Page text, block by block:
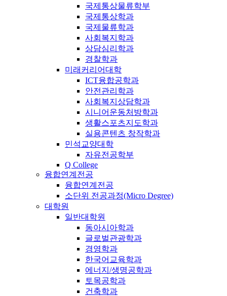
국제통상물류학부
국제통상학과
국제물류학과
사회복지학과
상담심리학과
경찰학과
미래커리어대학
ICT융합공학과
안전관리학과
사회복지상담학과
시니어운동처방학과
생활스포츠지도학과
실용콘텐츠 창작학과
민석교양대학
자유전공학부
Q College
융합연계전공
융합연계전공
소단위 전공과정(Micro Degree)
대학원
일반대학원
동아시아학과
글로벌관광학과
경영학과
한국어교육학과
에너지/생명공학과
토목공학과
건축학과